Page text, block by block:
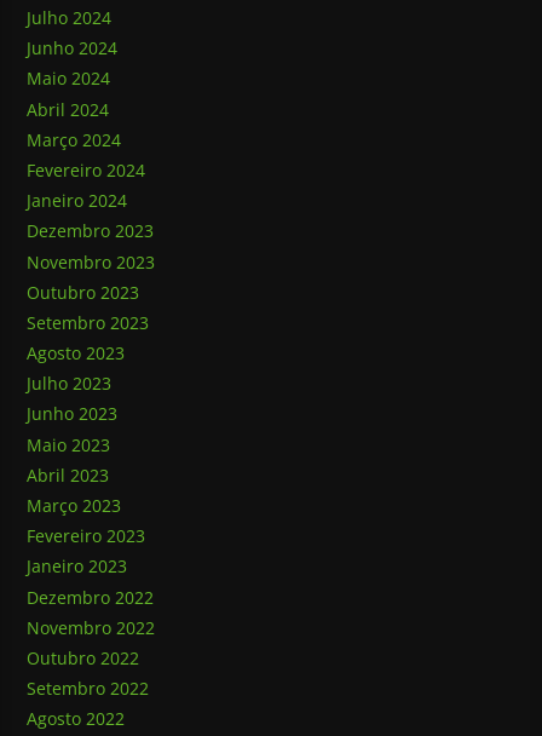
Julho 2024
Junho 2024
Maio 2024
Abril 2024
Março 2024
Fevereiro 2024
Janeiro 2024
Dezembro 2023
Novembro 2023
Outubro 2023
Setembro 2023
Agosto 2023
Julho 2023
Junho 2023
Maio 2023
Abril 2023
Março 2023
Fevereiro 2023
Janeiro 2023
Dezembro 2022
Novembro 2022
Outubro 2022
Setembro 2022
Agosto 2022